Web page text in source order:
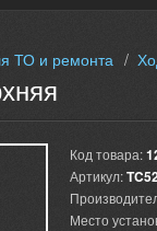
ТО и ремонта /
Код товара:
Артикул:
Место